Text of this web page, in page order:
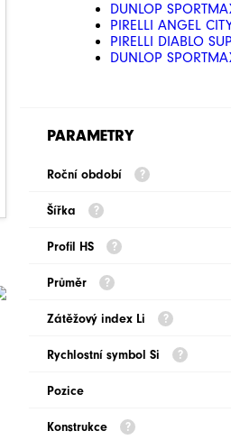
DUNLOP
PIRELLI ANGEL
PIRELLI DIABLO
DUNLOP
PARAMETRY
Roční období
Šířka
Profil HS
Průměr
Zátěžový index Li
Rychlostní symbol Si
Pozice
Konstrukce